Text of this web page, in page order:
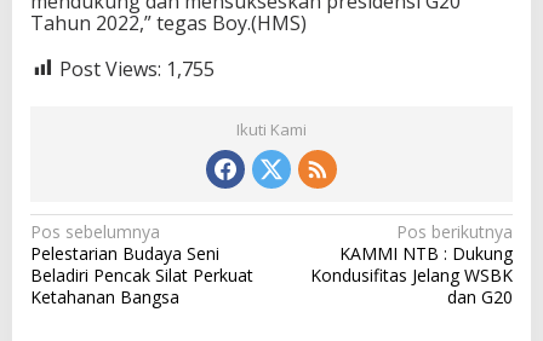
Tahun 2022,” tegas Boy.(HMS)
Post Views: 1,755
Ikuti Kami
N
a
v
Pos sebelumnya
Pelestarian Budaya Seni
Beladiri Pencak Silat Perkuat
Ketahanan Bangsa
Pos berikutnya
KAMMI NTB : Dukung
Kondusifitas Jelang WSBK
dan G20